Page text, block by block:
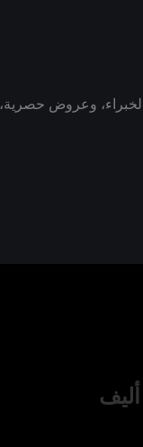
الخبراء، وعروض حصرية،